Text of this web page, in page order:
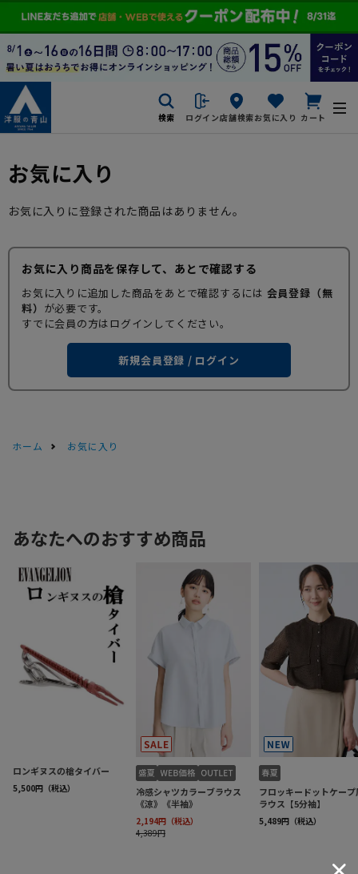
検索 ログイン店舗検索お気に入り カート
お気に入り
お気に入りに登録された商品はありません。
お気に入り商品を保存して、あとで確認する
お気に入りに追加した商品をあとで確認するには 会員登録（無
料） が必要です。
すでに会員の方はログインしてください。
新規会員登録 / ログイン
ホーム お気に入り